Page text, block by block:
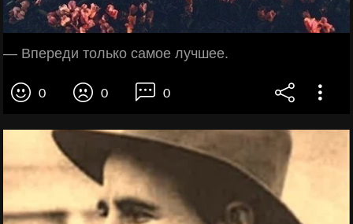
— Впереди только самое лучшее.
0 0 0